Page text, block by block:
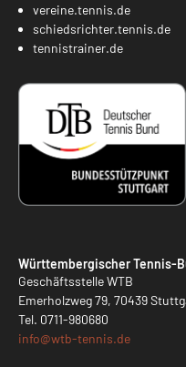
vereine.tennis.de
schiedsrichter.tennis.de
tennistrainer.de
Württembergischer Tennis-
Geschäftsstelle WTB
Emerholzweg 79, 70439
Tel. 0711-980680
info@wtb-tennis.de